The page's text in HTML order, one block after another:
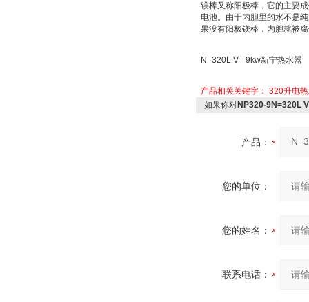
镁棒又称阳极棒 ，它的主要
电池。由于内胆里的水不是
果没有阳极镁棒，内胆就被
N=320L V= 9kw新宁热水器
产品相关关键字： 320升电
如果你对NP320-9N=320L
产品：
您的单位：
您的姓名：
联系电话：